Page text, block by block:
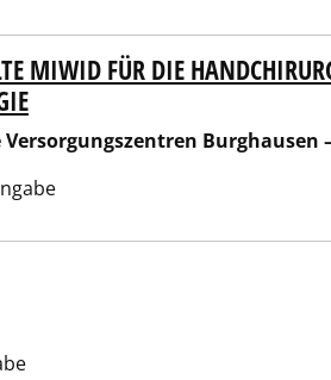
Burghausen – Altötting GmbH
MIWID FÜR DIE
Versorgungszentren